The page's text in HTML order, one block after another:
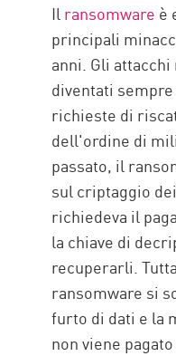
Ilransomware è
principali
anni. Gli
diventati
richieste di
dell'ordine di
passato, il
sul criptaggio
richiedeva il
la chiave di
recuperarli.
ransomware si
furto di dati e la
non viene